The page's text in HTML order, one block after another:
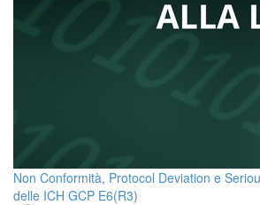
Non Conformità, Protocol Deviation e
delle ICH GCP E6(R3)